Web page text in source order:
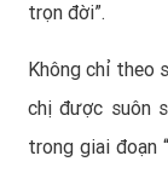
trọn đời”.
Không chỉ theo
chị được suôn
trong giai đoạn